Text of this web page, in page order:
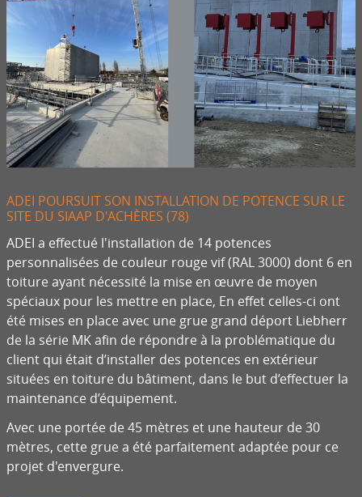
ADEI POURSUIT SON INSTALLATION DE POTENCE SUR LE
SITE DU SIAAP D'ACHÈRES (78)
ADEI a effectué l'installation de 14 potences
personnalisées de couleur rouge vif (RAL 3000) dont 6 en
toiture ayant nécessité la mise en œuvre de moyen
spéciaux pour les mettre en place, En effet celles-ci ont
été mises en place avec une grue grand déport Liebherr
de la série MK afin de répondre à la problématique du
client qui était d’installer des potences en extérieur
situées en toiture du bâtiment, dans le but d’effectuer la
maintenance d’équipement.
Avec une portée de 45 mètres et une hauteur de 30
mètres, cette grue a été parfaitement adaptée pour ce
projet d'envergure.